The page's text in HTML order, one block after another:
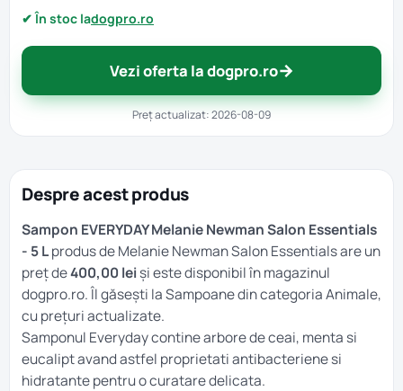
✔ În stoc ladogpro.ro
Vezi oferta la dogpro.ro→
Preț actualizat: 2026-08-09
Despre acest produs
Sampon EVERYDAY Melanie Newman Salon Essentials
- 5 Lprodus de Melanie Newman Salon Essentials are un
preț de400,00 lei și este disponibil în magazinul
dogpro.ro. Îl găsești laSampoanedin categoriaAnimale,
cu prețuri actualizate.
Samponul Everyday contine arbore de ceai, menta si
eucalipt avand astfel proprietati antibacteriene si
hidratante pentru o curatare delicata.